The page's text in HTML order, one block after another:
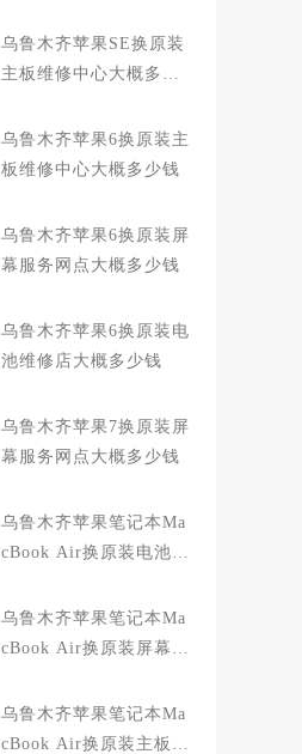
乌鲁木齐苹果SE换原装
主板维修中心大概多少
乌鲁木齐苹果6换原装主
板维修中心大概多少钱
乌鲁木齐苹果6换原装屏
幕服务网点大概多少钱
乌鲁木齐苹果6换原装电
池维修店大概多少钱
乌鲁木齐苹果7换原装屏
幕服务网点大概多少钱
乌鲁木齐苹果笔记本Ma
cBook Air换原装电池维
乌鲁木齐苹果笔记本Ma
cBook Air换原装屏幕服
乌鲁木齐苹果笔记本Ma
cBook Air换原装主板维